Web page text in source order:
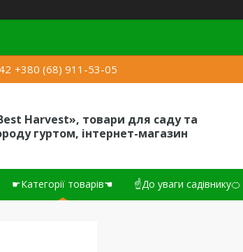
+380 (68) 911-53-05
Harvest», товари для саду та
гуртом, інтернет-магазин
☛Категорії товарів☚ ☝До уваги садівнику🍊